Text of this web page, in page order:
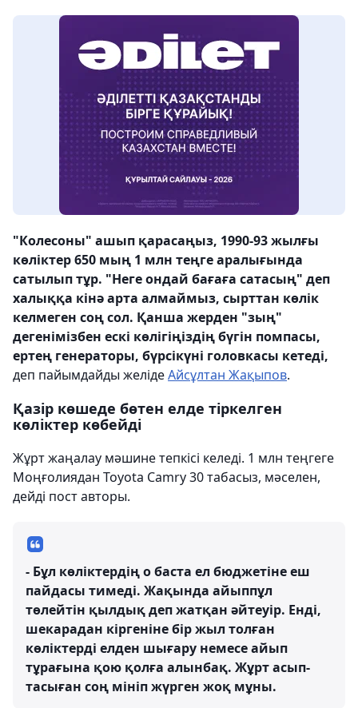
"Колесоны" ашып қарасаңыз, 1990-93 жылғы
көліктер 650 мың 1 млн теңге аралығында
сатылып тұр. "Неге ондай бағаға сатасың" деп
халыққа кінә арта алмаймыз, сырттан көлік
келмеген соң сол. Қанша жерден "зың"
дегенімізбен ескі көлігіңіздің бүгін помпасы,
ертең генераторы, бүрсікүні головкасы кетеді,
деп пайымдайды желідеАйсұлтан Жақыпов.
Қазір көшеде бөтен елде тіркелген
көліктер көбейді
Жұрт жаңалау мәшине тепкісі келеді. 1 млн теңгеге
Моңғолиядан Toyota Camry 30 табасыз, мәселен,
дейді пост авторы.
- Бұл көліктердің о баста ел бюджетіне еш
пайдасы тимеді. Жақында айыппұл
төлейтін қылдық деп жатқан әйтеуір. Енді,
шекарадан кіргеніне бір жыл толған
көліктерді елден шығару немесе айып
тұрағына қою қолға алынбақ. Жұрт асып-
тасыған соң мініп жүрген жоқ мұны.